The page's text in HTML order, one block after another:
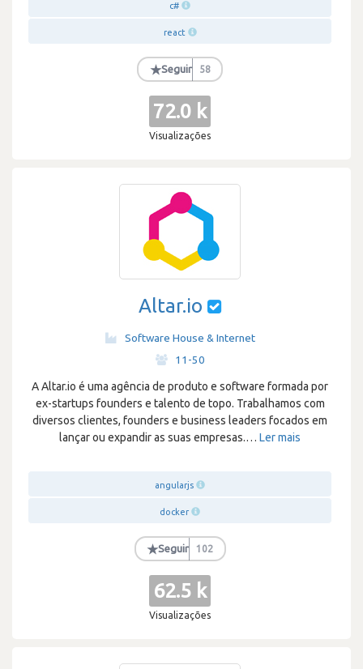
c#
react
★Seguir 58
72.0 k
Visualizações
Altar.io
Software House & Internet
11-50
A Altar.io é uma agência de produto e software formada por
ex-startups founders e talento de topo. Trabalhamos com
diversos clientes, founders e business leaders focados em
lançar ou expandir as suas empresas.… Ler mais
angularjs
docker
★Seguir 102
62.5 k
Visualizações